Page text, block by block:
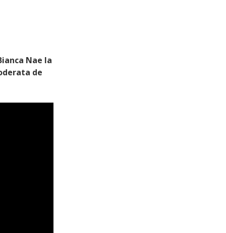
Nae la
de